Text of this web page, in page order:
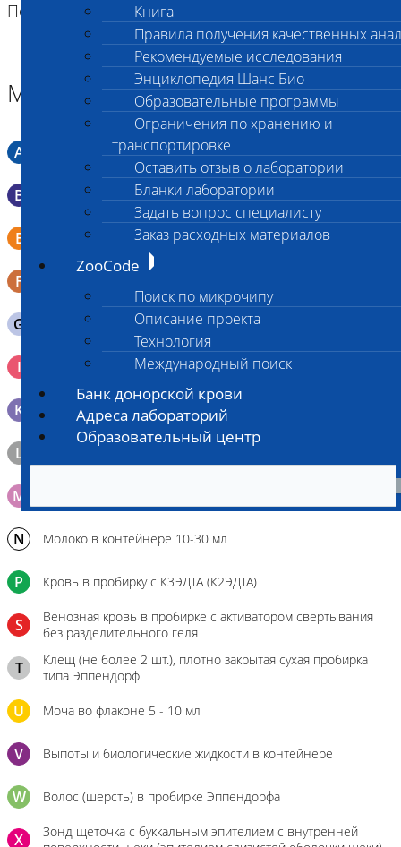
Книга
Правила получения качественных
Рекомендуемые исследования
Энциклопедия Шанс Био
Образовательные программы
Ограничения по хранению и
транспортировке
Оставить отзыв о лаборатории
Бланки лаборатории
Задать вопрос специалисту
Заказ расходных материалов
ZooCode
Поиск по микрочипу
Описание проекта
Технология
Международный поиск
Банк донорской крови
Адреса лабораторий
Образовательный центр
Материал
A Мазок в пробирку со средой Кери-Блера
B Мазок в пробирку со средой Эймса (Стюарта)
E
Смывы со слизистых в пробирку Эппендорфа (с
физраствором 0.5 мл)
F
G Содержимое желудка 10-30 мл
I
Кровь 2-3 мл. на фильтр-бумаге, высушенная для
генетических исследований
K Образец тканей в контейнере с 10% раствором формалина
L
M
N Молоко в контейнере 10-30 мл
P Кровь в пробирку с К3ЭДТА (К2ЭДТА)
S
Венозная кровь в пробирке с активатором свертывания
без разделительного геля
T
Клещ (не более 2 шт.), плотно закрытая сухая пробирка
типа Эппендорф
U Моча во флаконе 5 - 10 мл
V Выпоты и биологические жидкости в контейнере
W Волос (шерсть) в пробирке Эппендорфа
X
Зонд щеточка с буккальным эпителием с внутренней